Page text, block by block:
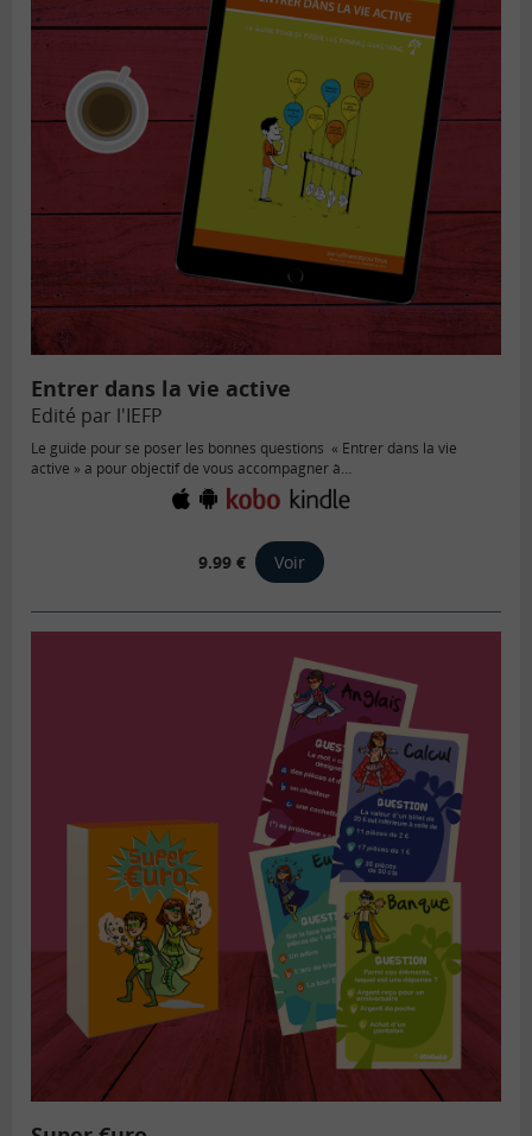
Entrer dans la vie active
Edité par l'IEFP
Le guide pour se poser les bonnes questions « Entrer dans la vie
active » a pour objectif de vous accompagner à…
9.99 € Voir